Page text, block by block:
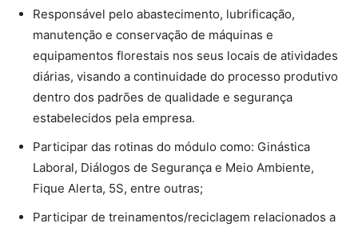
Responsável pelo abastecimento, lubrificação,
manutenção e conservação de máquinas e
equipamentos florestais nos seus locais de atividades
diárias, visando a continuidade do processo produtivo
dentro dos padrões de qualidade e segurança
estabelecidos pela empresa.
Participar das rotinas do módulo como: Ginástica
Laboral, Diálogos de Segurança e Meio Ambiente,
Fique Alerta, 5S, entre outras;
Participar de treinamentos/reciclagem relacionados a